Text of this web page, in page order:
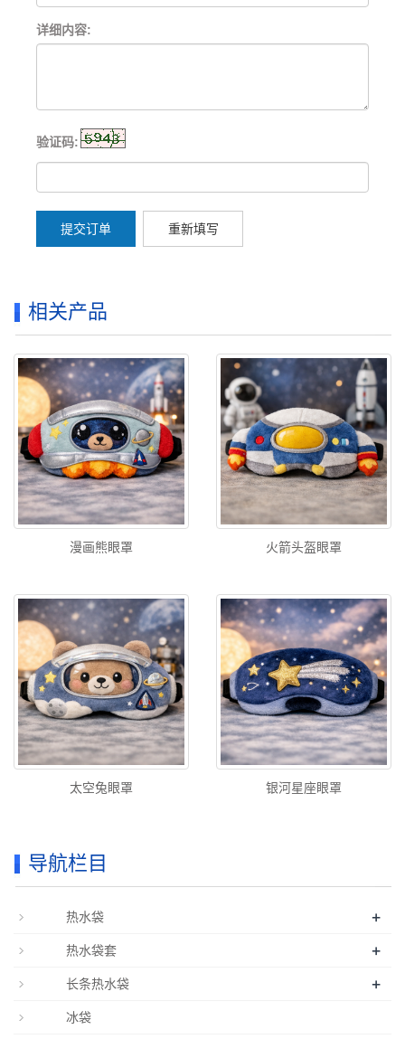
详细内容:
验证码:
提交订单 重新填写
相关产品
漫画熊眼罩 火箭头盔眼罩
太空兔眼罩 银河星座眼罩
导航栏目
热水袋 +
热水袋套 +
长条热水袋 +
冰袋